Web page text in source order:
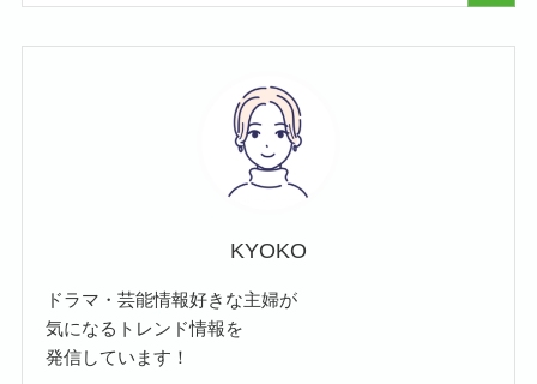
KYOKO
ドラマ・芸能情報好きな主婦が
気になるトレンド情報を
発信しています！